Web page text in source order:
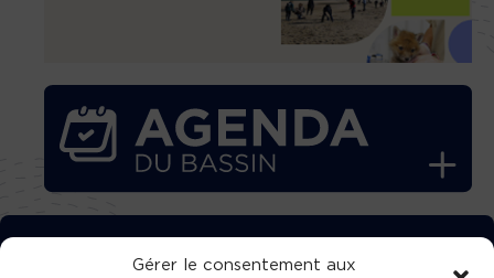
Gérer le consentement aux
TÉLÉCHARGEZ GRATUITEMENT